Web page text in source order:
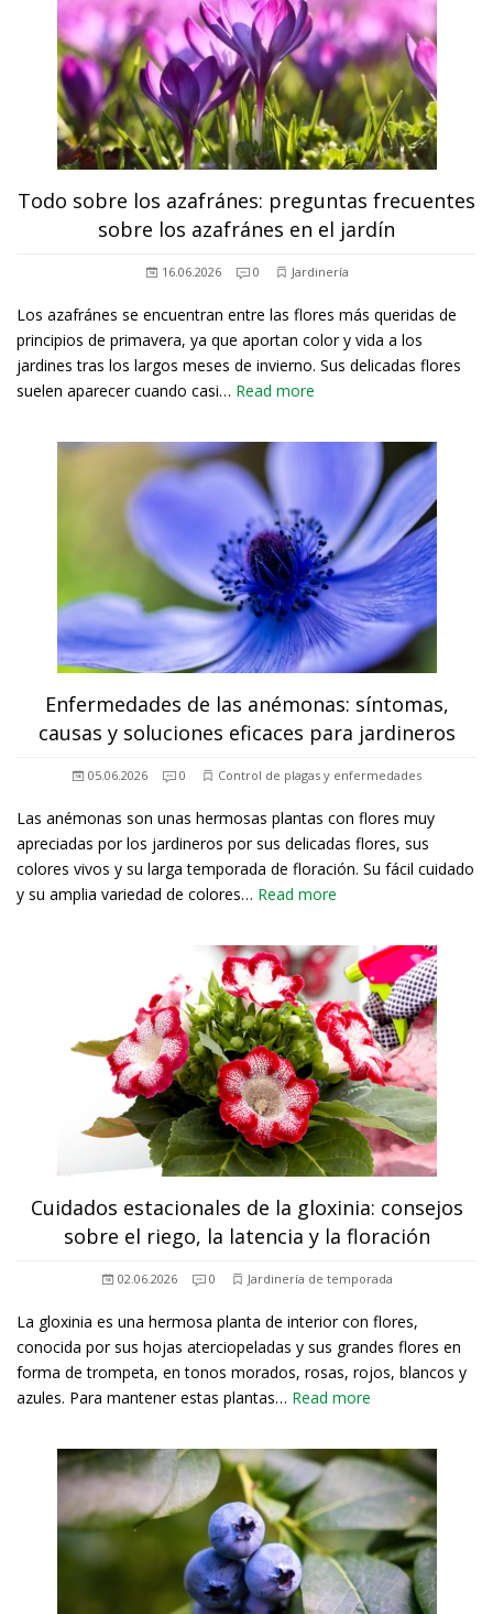
Todo sobre los azafránes: preguntas frecuentes
sobre los azafránes en el jardín
16.06.2026 0 Jardinería
Los azafránes se encuentran entre las flores más queridas de
principios de primavera, ya que aportan color y vida a los
jardines tras los largos meses de invierno. Sus delicadas flores
suelen aparecer cuando casi… Read more
Enfermedades de las anémonas: síntomas,
causas y soluciones eficaces para jardineros
05.06.2026 0 Control de plagas y enfermedades
Las anémonas son unas hermosas plantas con flores muy
apreciadas por los jardineros por sus delicadas flores, sus
colores vivos y su larga temporada de floración. Su fácil cuidado
y su amplia variedad de colores… Read more
Cuidados estacionales de la gloxinia: consejos
sobre el riego, la latencia y la floración
02.06.2026 0 Jardinería de temporada
La gloxinia es una hermosa planta de interior con flores,
conocida por sus hojas aterciopeladas y sus grandes flores en
forma de trompeta, en tonos morados, rosas, rojos, blancos y
azules. Para mantener estas plantas… Read more